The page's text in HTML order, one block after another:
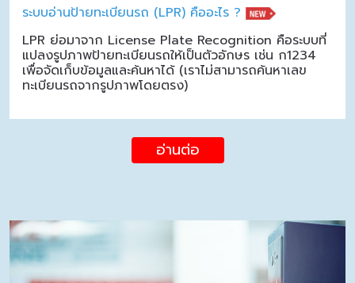
ระบบอ่านป้ายทะเบียนรถ (LPR) คืออะไร ?
LPR ย่อมาจาก License Plate Recognition คือระบบที่
แปลงรูปภาพป้ายทะเบียนรถให้เป็นตัวอักษร เช่น ก1234
เพื่อจัดเก็บข้อมูลและค้นหาได้ (เราไม่สามารถค้นหาเลข
ทะเบียนรถจากรูปภาพโดยตรง)
อ่านต่อ